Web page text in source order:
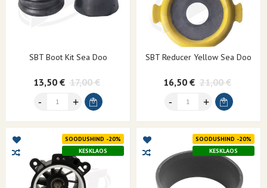
SBT Boot Kit Sea Doo
13,50 € 17,00 €
SBT Reducer Yellow Sea Doo
16,50 € 21,00 €
SOODUSHIND -20%
KESKLAOS
SOODUSHIND -20%
KESKLAOS